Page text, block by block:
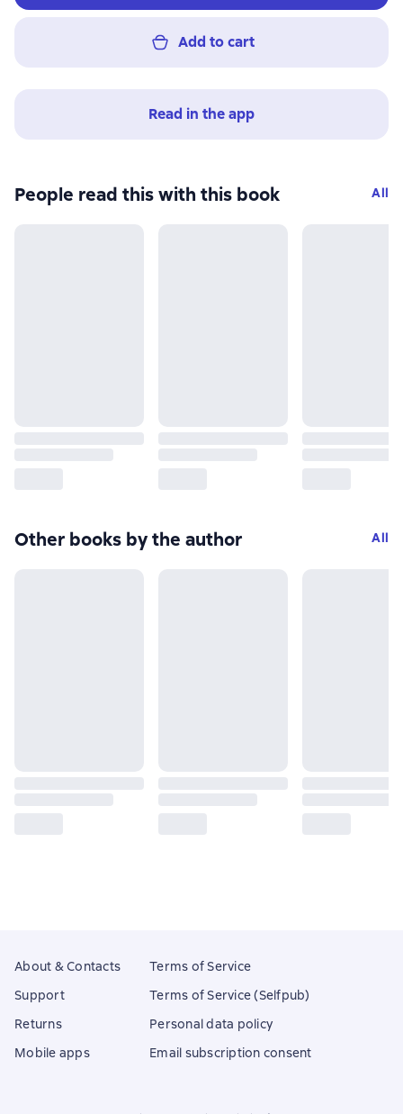
Add to cart
Read in the app
People read this with this book All
Other books by the author All
About & Contacts
Support
Returns
Mobile apps
Terms of Service
Terms of Service (Selfpub)
Personal data policy
Email subscription consent